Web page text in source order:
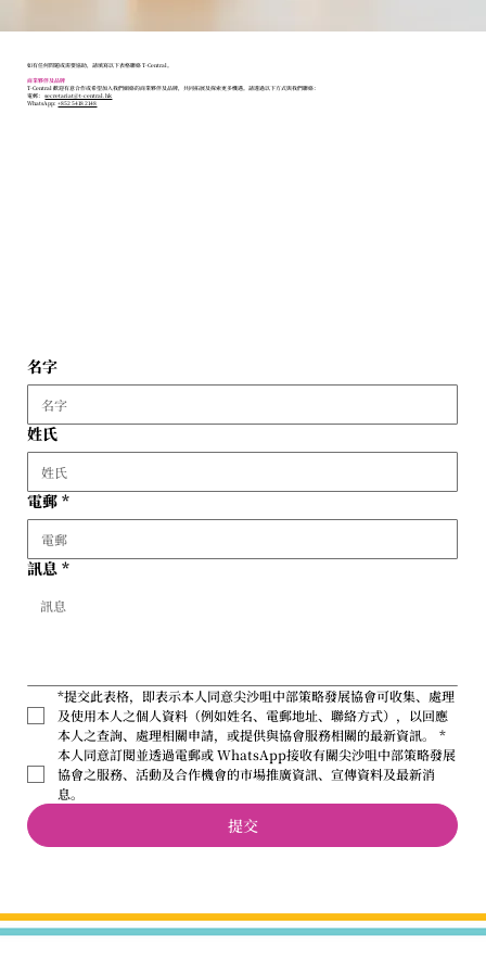
如有任何問題或需要協助，請填寫以下表格聯絡 T-Central。
商業夥伴及品牌
T-Central 歡迎有意合作或希望加入我們網絡的商業夥伴及品牌，共同拓展及探索更多機遇。請透過以下方式與我們聯絡：
電郵：secretariat@t-central.hk
WhatsApp:+852 5418 2148
名字
姓氏
電郵 *
訊息 *
*提交此表格，即表示本人同意尖沙咀中部策略發展協會可收集、處理
及使用本人之個人資料（例如姓名、電郵地址、聯絡方式），以回應
本人之查詢、處理相關申請，或提供與協會服務相關的最新資訊。
*
本人同意訂閱並透過電郵或 WhatsApp接收有關尖沙咀中部策略發展
協會之服務、活動及合作機會的市場推廣資訊、宣傳資料及最新消
息。
提交